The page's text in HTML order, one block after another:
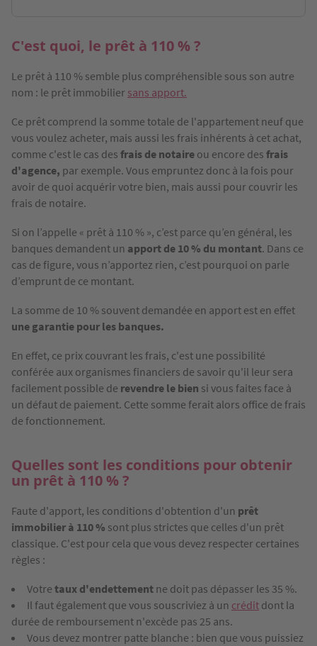
C'est quoi, le prêt à 110 % ?
Le prêt à 110 % semble plus compréhensible sous son autre
nom : le prêt immobilier sans apport.
Ce prêt comprend la somme totale de l'appartement neuf que
vous voulez acheter, mais aussi les frais inhérents à cet achat,
comme c'est le cas des frais de notaire ou encore des frais
d'agence, par exemple. Vous empruntez donc à la fois pour
avoir de quoi acquérir votre bien, mais aussi pour couvrir les
frais de notaire.
Si on l’appelle « prêt à 110 % », c’est parce qu’en général, les
banques demandent un apport de 10 % du montant. Dans ce
cas de figure, vous n’apportez rien, c’est pourquoi on parle
d’emprunt de ce montant.
La somme de 10 % souvent demandée en apport est en effet
une garantie pour les banques.
En effet, ce prix couvrant les frais, c'est une possibilité
conférée aux organismes financiers de savoir qu'il leur sera
facilement possible de revendre le bien si vous faites face à
un défaut de paiement. Cette somme ferait alors office de frais
de fonctionnement.
Quelles sont les conditions pour obtenir
un prêt à 110 % ?
Faute d'apport, les conditions d'obtention d'un prêt
immobilier à 110 % sont plus strictes que celles d'un prêt
classique. C'est pour cela que vous devez respecter certaines
règles :
Votre taux d'endettement ne doit pas dépasser les 35 %.
Il faut également que vous souscriviez à un crédit dont la
durée de remboursement n'excède pas 25 ans.
Vous devez montrer patte blanche : bien que vous puissiez